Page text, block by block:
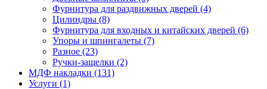
Фурнитура для раздвижных дверей (4)
Цилиндры (8)
Фурнитура для входных и китайских дверей (6)
Упоры и шпингалеты (7)
Разное (23)
Ручки-защелки (2)
МДФ накладки (131)
Услуги (1)